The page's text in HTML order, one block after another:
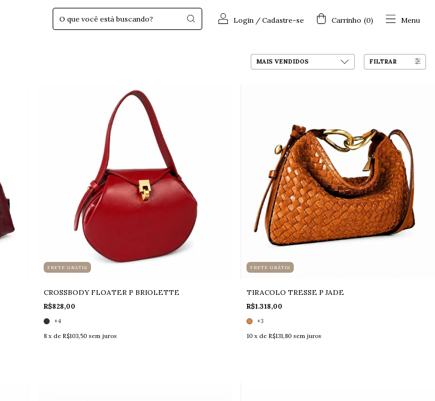
Menu
Login / Cadastre-se Carrinho (0)
FILTRAR
FRETE GRÁTIS
CROSSBODY FLOATER P BRIOLETTE
R$828,00
+4
8 x de R$103,50 sem juros
FRETE GRÁTIS
TIRACOLO TRESSE P JADE
R$1.318,00
+3
10 x deR$131,80 sem juros